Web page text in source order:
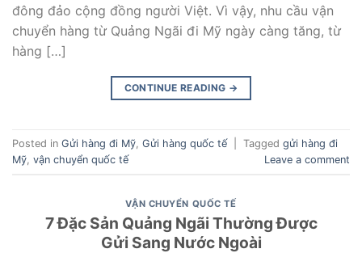
đông đảo cộng đồng người Việt. Vì vậy, nhu cầu vận
chuyển hàng từ Quảng Ngãi đi Mỹ ngày càng tăng, từ
hàng […]
CONTINUE READING →
Posted in Gửi hàng đi Mỹ Gửi hàng quốc tế Tagged gửi hàng đi
Mỹ vận chuyển quốc tế Leave a comment
VẬN CHUYỂN QUỐC TẾ
7 Đặc Sản Quảng Ngãi Thường Được
Gửi Sang Nước Ngoài